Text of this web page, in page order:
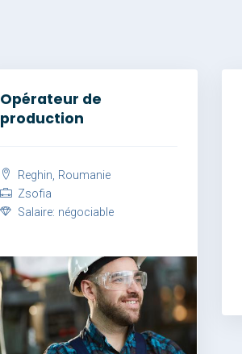
Opérateur de
production
Reghin, Roumanie
Zsofia
Salaire: négociable